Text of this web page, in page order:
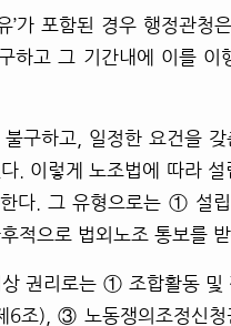
’가 포함된 경우 행정관청
하고 그 기간내에 이를 이
구하고, 일정한 요건을
. 이렇게 노조법에 따라
다. 그 유형으로는 ① 설
적으로 법외노조 통보를
권리로는 ① 조합활동 및
조), ③ 노동쟁의조정신청